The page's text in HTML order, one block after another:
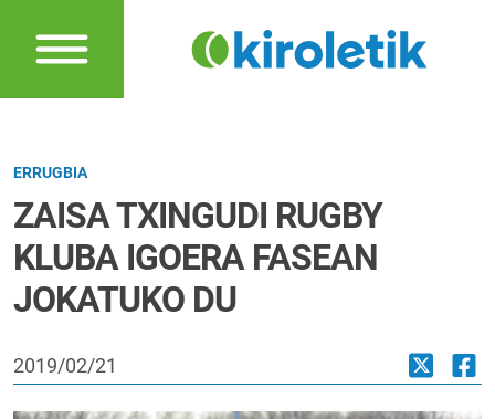
ERRUGBIA
ZAISA TXINGUDI RUGBY
KLUBA IGOERA FASEAN
JOKATUKO DU
2019/02/21